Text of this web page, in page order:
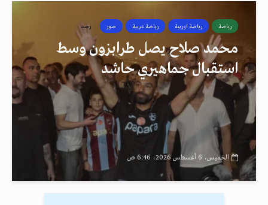
رياضة رياضة اوربية رياضة عربية صور رصد
محمد صلاح يصل طرابزون وسط
استقبال جماهيري حاشد
الخميس، 6 أغسطس 2026، 6:46 ص